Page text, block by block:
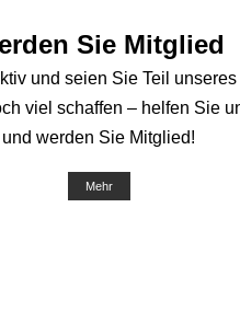
Sie Mitglied
und seien Sie Teil unseres
viel schaffen – helfen Sie
und werden Sie Mitglied!
Mehr